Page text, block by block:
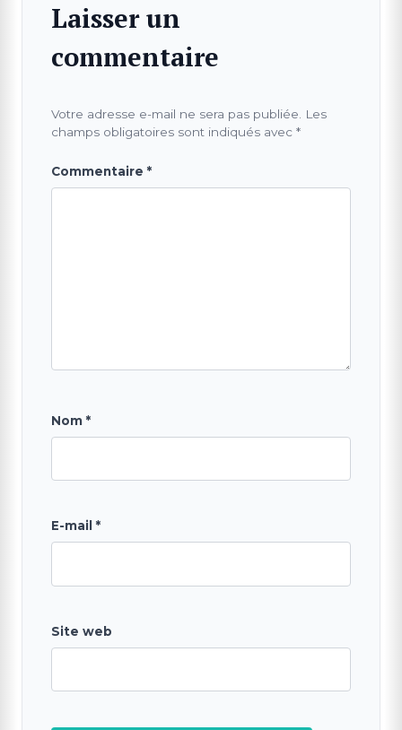
RECHERCHE
Laisser un
commentaire
Votre adresse e-mail ne sera pas publiée.
Les
champs obligatoires sont indiqués avec *
Commentaire *
Nom *
E-mail *
Site web